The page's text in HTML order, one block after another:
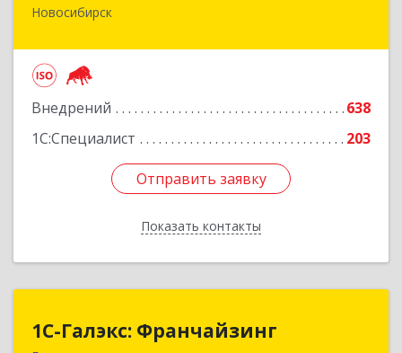
Новосибирск
Внедрений
638
1С:Специалист
203
Отправить заявку
Показать контакты
630099, Новосибирская обл, Новосибирск г,
Отправить заявку
Назад
1С-Галэкс: Франчайзинг
1С-Галэкс: Франчайзинг